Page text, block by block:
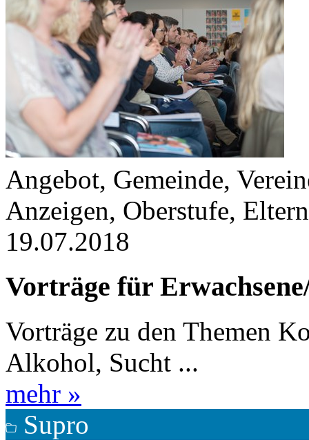
Angebot, Gemeinde,
Anzeigen, Oberstufe,
19.07.2018
Vorträge für
Vorträge zu den Themen
Alkohol, Sucht ...
mehr »
Supro